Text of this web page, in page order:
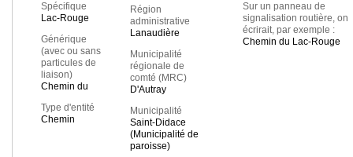
Spécifique
Lac-Rouge
Générique
(avec ou sans
particules de
liaison)
Chemin du
Type d'entité
Chemin
Région
administrative
Lanaudière
Municipalité
régionale de
comté (MRC)
D'Autray
Municipalité
Saint-Didace
(Municipalité de
paroisse)
Sur un panneau de
signalisation routière, on
écrirait, par exemple :
Chemin du Lac-Rouge